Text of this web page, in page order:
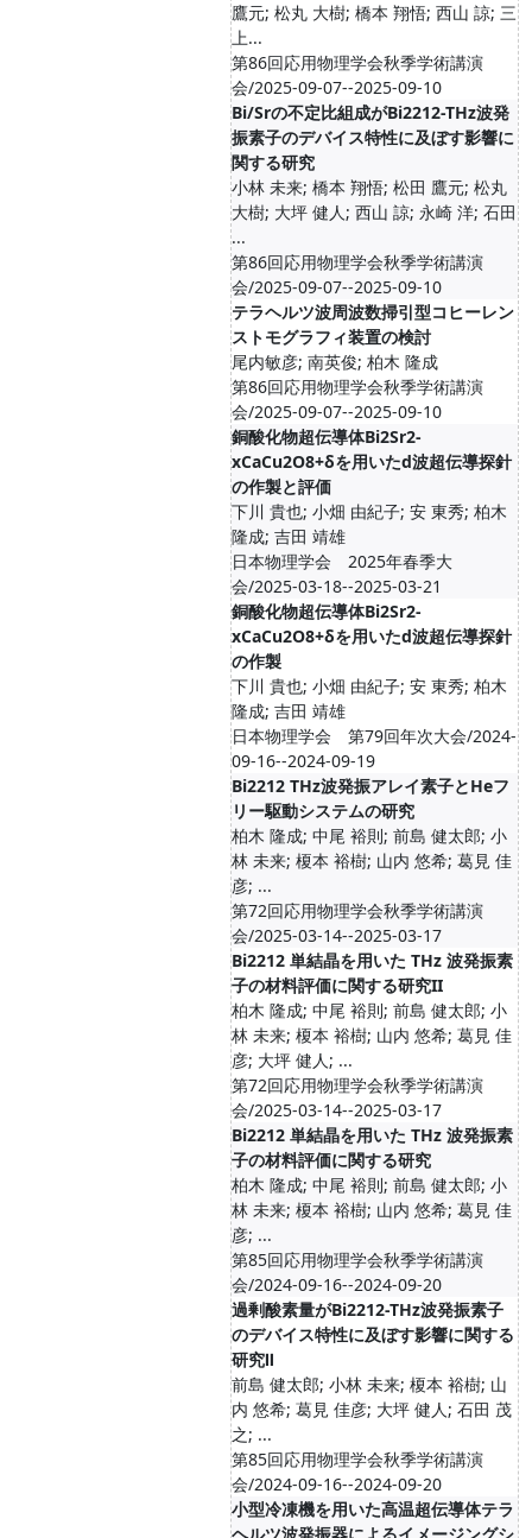
鷹元; 松丸 大樹; 橋本 翔悟; 西山 諒; 三
上...
第86回応用物理学会秋季学術講演
会/2025-09-07--2025-09-10
Bi/Srの不定比組成がBi2212-THz波発
振素子のデバイス特性に及ぼす影響に
関する研究
小林 未来; 橋本 翔悟; 松田 鷹元; 松丸
大樹; 大坪 健人; 西山 諒; 永崎 洋; 石田
...
第86回応用物理学会秋季学術講演
会/2025-09-07--2025-09-10
テラヘルツ波周波数掃引型コヒーレン
ストモグラフィ装置の検討
尾内敏彦; 南英俊; 柏木 隆成
第86回応用物理学会秋季学術講演
会/2025-09-07--2025-09-10
銅酸化物超伝導体Bi2Sr2-
xCaCu2O8+δを用いたd波超伝導探針
の作製と評価
下川 貴也; 小畑 由紀子; 安 東秀; 柏木
隆成; 吉田 靖雄
日本物理学会 2025年春季大
会/2025-03-18--2025-03-21
銅酸化物超伝導体Bi2Sr2-
xCaCu2O8+δを用いたd波超伝導探針
の作製
下川 貴也; 小畑 由紀子; 安 東秀; 柏木
隆成; 吉田 靖雄
日本物理学会 第79回年次大会/2024-
09-16--2024-09-19
Bi2212 THz波発振アレイ素子とHeフ
リー駆動システムの研究
柏木 隆成; 中尾 裕則; 前島 健太郎; 小
林 未来; 榎本 裕樹; 山内 悠希; 葛見 佳
彦; ...
第72回応用物理学会秋季学術講演
会/2025-03-14--2025-03-17
Bi2212 単結晶を用いた THz 波発振素
子の材料評価に関する研究II
柏木 隆成; 中尾 裕則; 前島 健太郎; 小
林 未来; 榎本 裕樹; 山内 悠希; 葛見 佳
彦; 大坪 健人; ...
第72回応用物理学会秋季学術講演
会/2025-03-14--2025-03-17
Bi2212 単結晶を用いた THz 波発振素
子の材料評価に関する研究
柏木 隆成; 中尾 裕則; 前島 健太郎; 小
林 未来; 榎本 裕樹; 山内 悠希; 葛見 佳
彦; ...
第85回応用物理学会秋季学術講演
会/2024-09-16--2024-09-20
過剰酸素量がBi2212-THz波発振素子
のデバイス特性に及ぼす影響に関する
研究Ⅱ
前島 健太郎; 小林 未来; 榎本 裕樹; 山
内 悠希; 葛見 佳彦; 大坪 健人; 石田 茂
之; ...
第85回応用物理学会秋季学術講演
会/2024-09-16--2024-09-20
小型冷凍機を用いた高温超伝導体テラ